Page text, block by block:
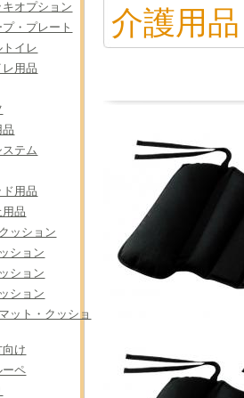
介護用品
オプション
・プレート
イレ
用品
品
テム
用品
用品
ッション
ション
ション
ション
ット・クッショ
け
ーペ